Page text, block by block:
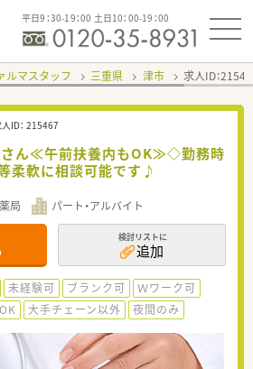
平日9：30-19：00 土日10：00-19：00
ルマスタッフ 三重県 津市 求人ID：
ID： 215467
さん≪午前扶養内もOK≫◇勤務時
柔軟に相談可能です♪
局 パート・アルバイト
検討リストに
追加
未経験可 ブランク可
Ｗワーク可
大手チェーン以外 夜間のみ